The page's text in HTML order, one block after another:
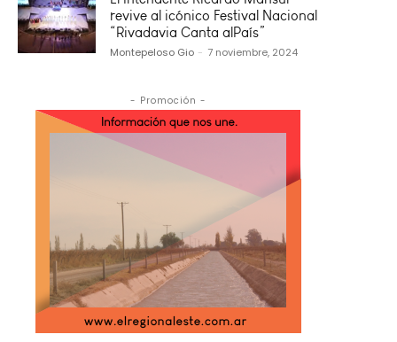
revive al icónico Festival Nacional
“Rivadavia Canta alPaís”
Montepeloso Gio - 7 noviembre, 2024
- Promoción -